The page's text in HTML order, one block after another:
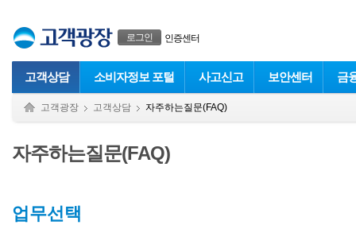
로그인 인증센터
고객상담 소비자정보 포털 사고신고 보안센터 금
고객광장 고객상담 자주하는질문(FAQ)
자주하는질문(FAQ)
업무선택